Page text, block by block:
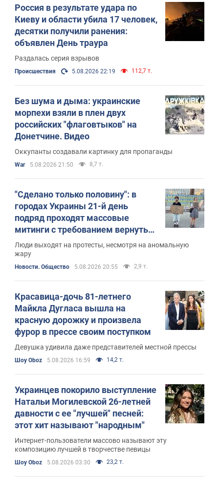
Россия в результате удара по
Киеву и области убила 17 человек,
десятки получили ранения:
объявлен День траура
Раздалась серия взрывов
Происшествия 5.08.2026 22:19 112,7 т.
Без шума и дыма: украинские
морпехи взяли в плен двух
российских "флаговтыков" на
Донетчине. Видео
Оккупанты создавали картинку для пропаганды
War 5.08.2026 21:50 8,7 т.
"Сделано только половину": в
городах Украины 21-й день
подряд проходят массовые
митинги с требованием вернуть
Федорова в Минобороны. Фото и
видео
Люди выходят на протесты, несмотря на аномальную
жару
Новости. Общество 5.08.2026 20:55 2,9 т.
Красавица-дочь 81-летнего
Майкла Дугласа вышла на
красную дорожку и произвела
фурор в прессе своим поступком
Девушка удивила даже представителей местной прессы
Шоу Oboz 5.08.2026 16:59 14,2 т.
Украинцев покорило выступление
Натальи Могилевской 26-летней
давности с ее "лучшей" песней:
этот хит называют "народным"
Интернет-пользователи массово называют эту
композицию лучшей в творчестве певицы
Шоу Oboz 5.08.2026 03:30 23,2 т.